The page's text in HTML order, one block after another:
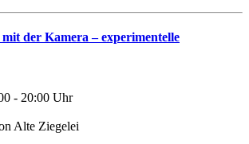
der Kamera – experimentelle
- 20:00 Uhr
Alte Ziegelei